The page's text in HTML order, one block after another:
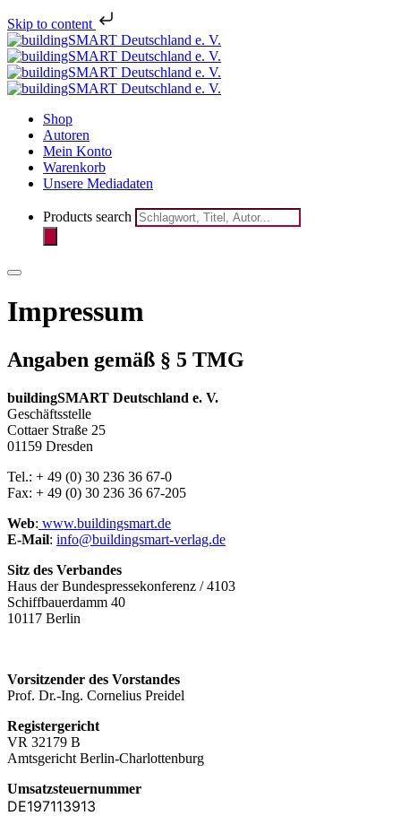
Skip to content
Shop
Autoren
Mein Konto
Warenkorb
Unsere Mediadaten
Products search
Impressum
Angaben gemäß § 5 TMG
buildingSMART Deutschland e. V.
Geschäftsstelle
Cottaer Straße 25
01159 Dresden
Tel.: + 49 (0) 30 236 36 67-0
Fax: + 49 (0) 30 236 36 67-205
Web: www.buildingsmart.de
E-Mail: info@buildingsmart-verlag.de
Sitz des Verbandes
Haus der Bundespressekonferenz / 4103
Schiffbauerdamm 40
10117 Berlin
Vorsitzender des Vorstandes
Prof. Dr.-Ing. Cornelius Preidel
Registergericht
VR 32179 B
Amtsgericht Berlin-Charlottenburg
Umsatzsteuernummer
DE197113913